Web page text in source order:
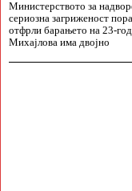
Министерството за
сериозна загриженост
отфрли барањето на 23-
Михајлова има двојно